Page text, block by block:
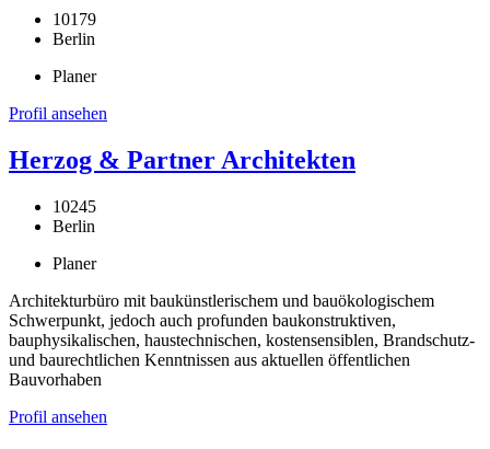
10179
Berlin
Planer
Profil ansehen
Herzog & Partner Architekten
10245
Berlin
Planer
Architekturbüro mit baukünstlerischem und bauökologischem
Schwerpunkt, jedoch auch profunden baukonstruktiven,
bauphysikalischen, haustechnischen, kostensensiblen, Brandschutz-
und baurechtlichen Kenntnissen aus aktuellen öffentlichen
Bauvorhaben
Profil ansehen